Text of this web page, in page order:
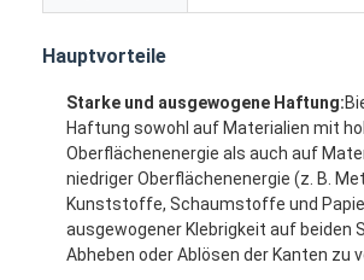
Hauptvorteile
Starke und ausgewogene Haftung:
Haftung sowohl auf Materialien mit
Oberflächenenergie als auch auf
niedriger Oberflächenenergie (z. B.
Kunststoffe, Schaumstoffe und
ausgewogener Klebrigkeit auf beiden
Abheben oder Ablösen der Kanten zu